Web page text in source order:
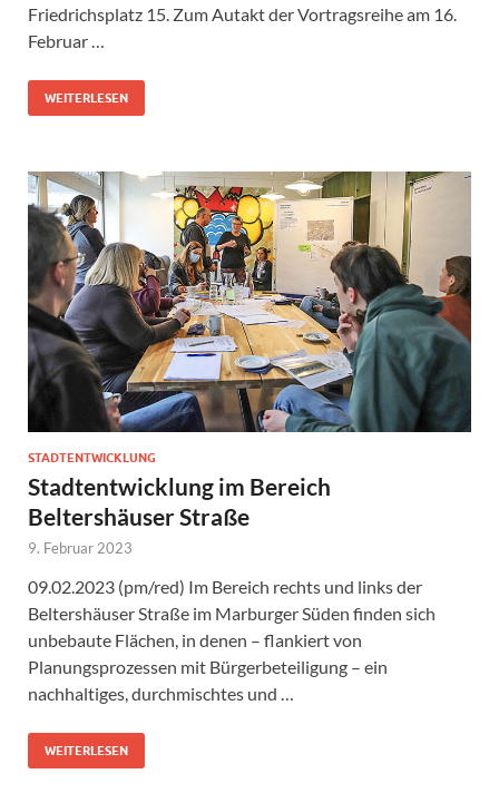
Friedrichsplatz 15. Zum Autakt der Vortragsreihe am 16.
Februar …
WEITERLESEN
STADTENTWICKLUNG
Stadtentwicklung im Bereich
Beltershäuser Straße
9. Februar 2023
09.02.2023 (pm/red) Im Bereich rechts und links der
Beltershäuser Straße im Marburger Süden finden sich
unbebaute Flächen, in denen – flankiert von
Planungsprozessen mit Bürgerbeteiligung – ein
nachhaltiges, durchmischtes und …
WEITERLESEN